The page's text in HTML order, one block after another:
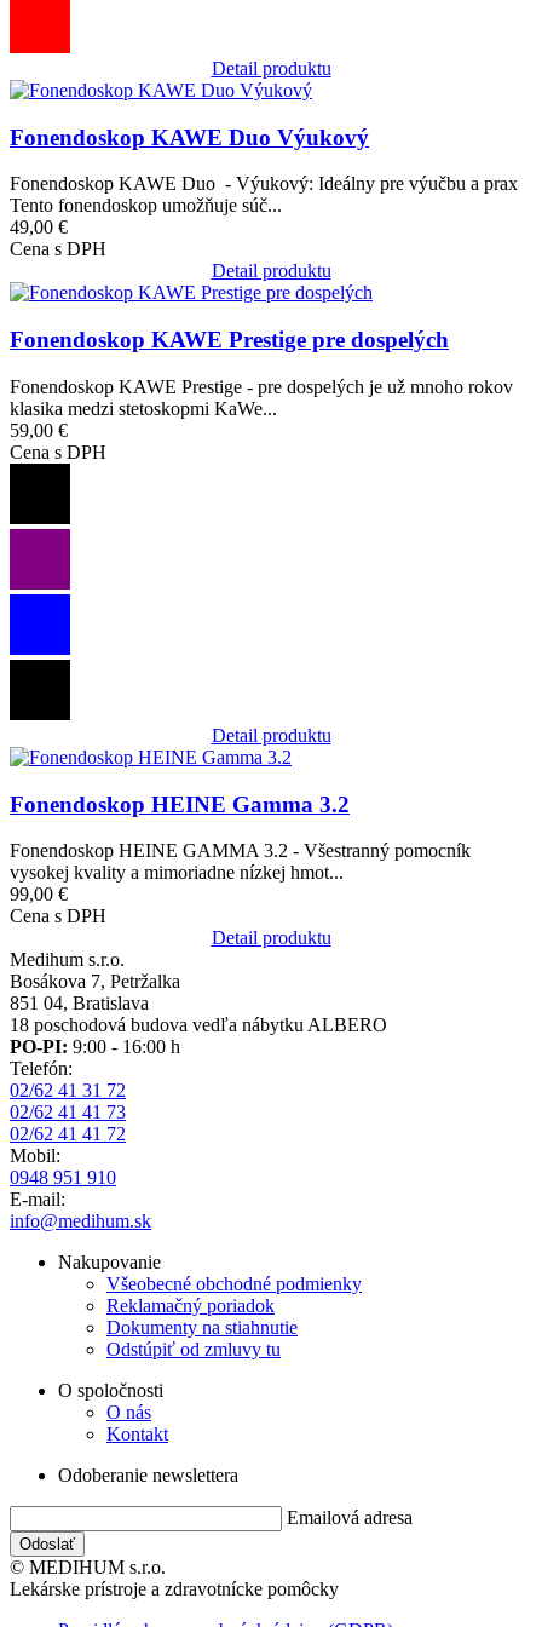
Detail produktu
Obrázok
Fonendoskop KAWE Duo Výukový
Fonendoskop KAWE Duo - Výukový: Ideálny pre výučbu a prax
Tento fonendoskop umožňuje súč...
49,00 €
Cena s DPH
Detail produktu
Obrázok
Fonendoskop KAWE Prestige pre dospelých
Fonendoskop KAWE Prestige - pre dospelých je už mnoho rokov
klasika medzi stetoskopmi KaWe...
59,00 €
Cena s DPH
Detail produktu
Obrázok
Fonendoskop HEINE Gamma 3.2
Fonendoskop HEINE GAMMA 3.2 - Všestranný pomocník
vysokej kvality a mimoriadne nízkej hmot...
99,00 €
Cena s DPH
Detail produktu
Medihum s.r.o.
Bosákova 7, Petržalka
851 04, Bratislava
18 poschodová budova vedľa nábytku ALBERO
PO-PI: 9:00 - 16:00 h
Telefón:
02/62 41 31 72
02/62 41 41 73
02/62 41 41 72
Mobil:
0948 951 910
E-mail:
info@medihum.sk
Nakupovanie
Všeobecné obchodné podmienky
Reklamačný poriadok
Dokumenty na stiahnutie
Odstúpiť od zmluvy tu
O spoločnosti
O nás
Kontakt
Odoberanie newslettera
Emailová adresa
© MEDIHUM s.r.o.
Lekárske prístroje a zdravotnícke pomôcky